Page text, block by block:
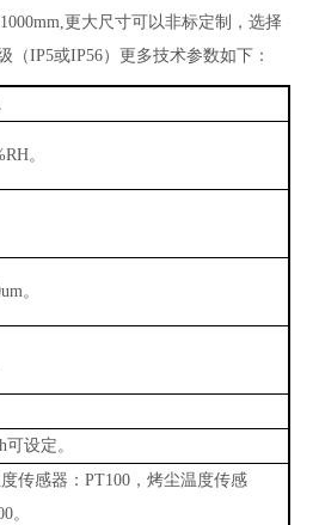
更大尺寸可以非标定制，选择
（IP5或IP56）更多技术参数如下：
。
。
可设定。
传感器： PT100，烤尘温度传感
。